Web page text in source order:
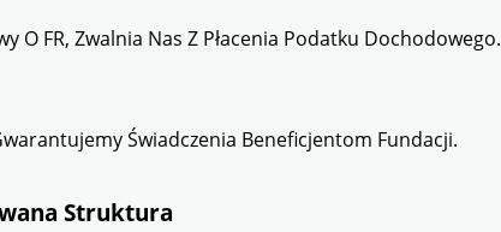
O FR, Zwalnia Nas Z Płacenia Podatku Dochodowego.
Świadczenia Beneficjentom Fundacji.
Struktura